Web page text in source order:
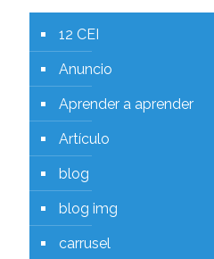
12 CEI
Anuncio
Aprender a aprender
Artículo
blog
blog img
carrusel